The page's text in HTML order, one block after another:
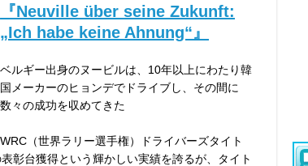
『Neuville über seine Zukunft:
„Ich habe keine Ahnung“』
ベルギー出身のヌービルは、10年以上にわたり韓
国メーカーのヒョンデでドライブし、その間に
数々の成功を収めてきた
WRC（世界ラリー選手権）ドライバーズタイト
彰台獲得という輝かしい実績を誇るが、タイト